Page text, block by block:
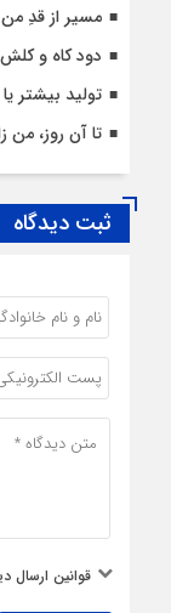
مسیر از قدِ من
دود کاه و
تولید بیشتر
تا آن روز، من
ثبت دیدگاه
قوانین ارسال